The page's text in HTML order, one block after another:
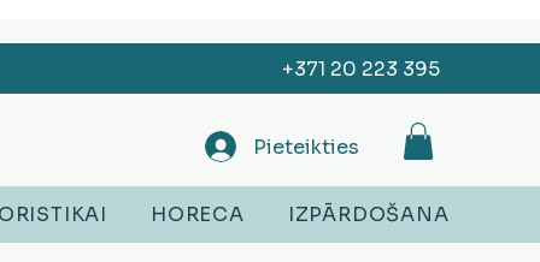
+371 20 223 395
Pieteikties
HORECA IZPĀRDOŠANA